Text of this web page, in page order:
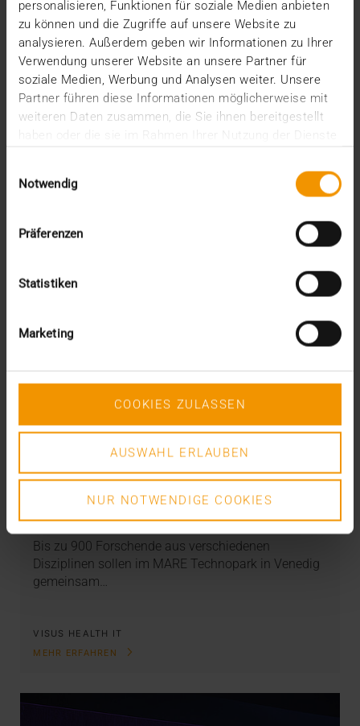
personalisieren, Funktionen für soziale Medien anbieten
zu können und die Zugriffe auf unsere Website zu
analysieren. Außerdem geben wir Informationen zu Ihrer
Verwendung unserer Website an unsere Partner für
soziale Medien, Werbung und Analysen weiter. Unsere
Partner führen diese Informationen möglicherweise mit
weiteren Daten zusammen, die Sie ihnen bereitgestellt
Notwendig
Präferenzen
Statistiken
Marketing
COOKIES ZULASSEN
AUSWAHL ERLAUBEN
NUR NOTWENDIGE COOKIES
KI-gestützten Werkzeugen für Abläufe in Kliniken
und…
VISUS HEALTH IT
MEHR ERFAHREN
Ein Leuchtturm für Europa
13.01.2026
Bis zu 900 Forschende aus verschiedenen
Disziplinen sollen im MARE Technopark in Venedig
gemeinsam…
VISUS HEALTH IT
MEHR ERFAHREN